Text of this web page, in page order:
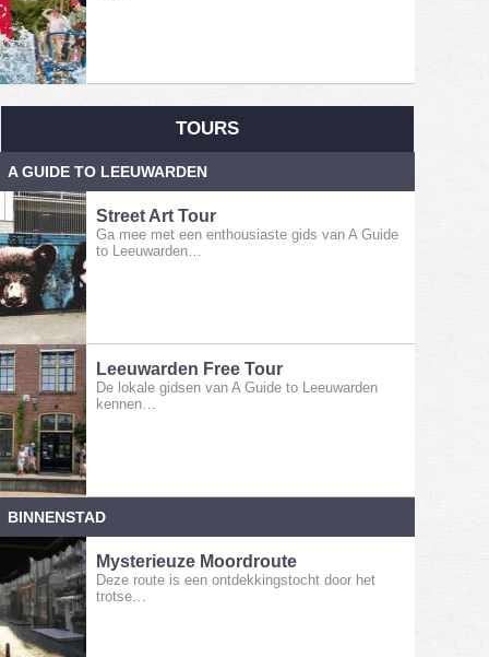
TOURS
A GUIDE TO LEEUWARDEN
Street Art Tour
Ga mee met een enthousiaste gids van A Guide
to Leeuwarden…
Leeuwarden Free Tour
De lokale gidsen van A Guide to Leeuwarden
kennen…
BINNENSTAD
Mysterieuze Moordroute
Deze route is een ontdekkingstocht door het
trotse…